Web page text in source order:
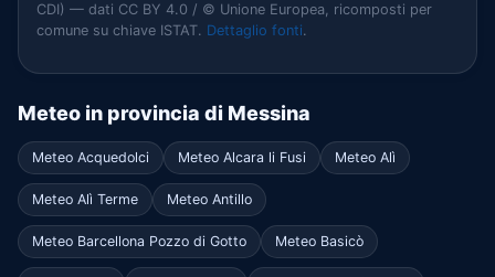
CDI) — dati CC BY 4.0 / © Unione Europea, ricomposti per
comune su chiave ISTAT. Dettaglio fonti.
Meteo in provincia di Messina
Meteo Acquedolci Meteo Alcara li Fusi Meteo Alì
Meteo Alì Terme Meteo Antillo
Meteo Barcellona Pozzo di Gotto Meteo Basicò